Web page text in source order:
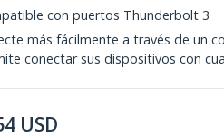
con puertos Thunderbolt 3
más fácilmente a través de un
conectar sus dispositivos con
USD